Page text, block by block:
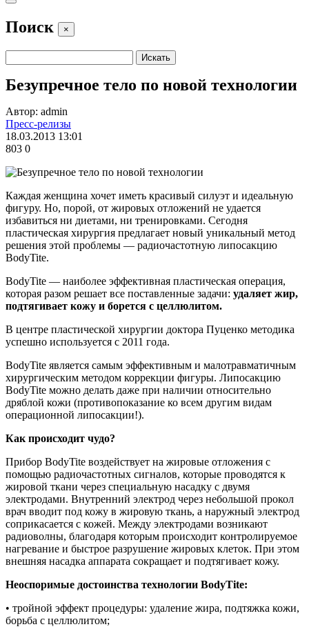
Поиск ×
Безупречное тело по новой технологии
Автор: admin
Пресс-релизы
18.03.2013 13:01
803 0
Каждая женщина хочет иметь красивый силуэт и идеальную
фигуру. Но, порой, от жировых отложений не удается
избавиться ни диетами, ни тренировками. Сегодня
пластическая хирургия предлагает новый уникальный метод
решения этой проблемы — радиочастотную липосакцию
BodyTite.
BodyTite — наиболее эффективная пластическая операция,
которая разом решает все поставленные задачи: удаляет жир,
подтягивает кожу и борется с целлюлитом.
В центре пластической хирургии доктора Пуценко методика
успешно используется с 2011 года.
BodyTite является самым эффективным и малотравматичным
хирургическим методом коррекции фигуры. Липосакцию
BodyTite можно делать даже при наличии относительно
дряблой кожи (противопоказание ко всем другим видам
операционной липосакции!).
Как происходит чудо?
Прибор BodyTite воздействует на жировые отложения с
помощью радиочастотных сигналов, которые проводятся к
жировой ткани через специальную насадку с двумя
электродами. Внутренний электрод через небольшой прокол
врач вводит под кожу в жировую ткань, а наружный электрод
соприкасается с кожей. Между электродами возникают
радиоволны, благодаря которым происходит контролируемое
нагревание и быстрое разрушение жировых клеток. При этом
внешняя насадка аппарата сокращает и подтягивает кожу.
Неоспоримые достоинства технологии BodyTite:
• тройной эффект процедуры: удаление жира, подтяжка кожи,
борьба с целлюлитом;